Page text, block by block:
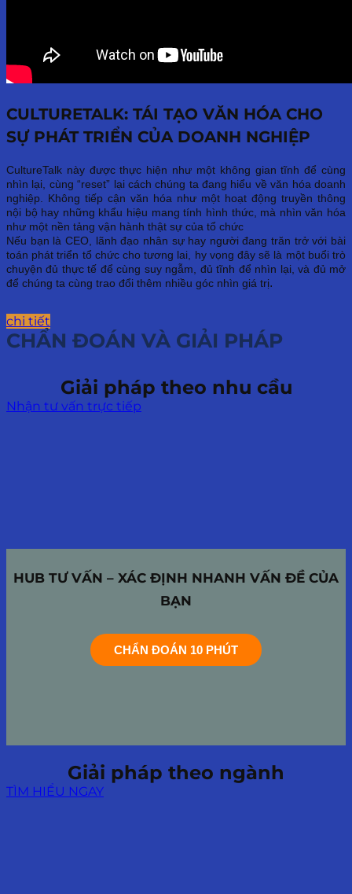
CULTURETALK: TÁI TẠO VĂN HÓA CHO
SỰ PHÁT TRIỂN CỦA DOANH NGHIỆP
CultureTalk này được thực hiện như một không gian tĩnh để cùng
nhìn lại, cùng “reset” lại cách chúng ta đang hiểu về văn hóa doanh
nghiệp. Không tiếp cận văn hóa như một hoạt động truyền thông
nội bộ hay những khẩu hiệu mang tính hình thức, mà nhìn văn hóa
như một nền tảng vận hành thật sự của tổ chức
Nếu bạn là CEO, lãnh đạo nhân sự hay người đang trăn trở với bài
toán phát triển tổ chức cho tương lai, hy vọng đây sẽ là một buổi trò
chuyện đủ thực tế để cùng suy ngẫm, đủ tĩnh để nhìn lại, và đủ mở
để chúng ta cùng trao đổi thêm nhiều góc nhìn giá trị.
chi tiết
CHẨN ĐOÁN VÀ GIẢI PHÁP
Giải pháp theo nhu cầu
Nhận tư vấn trực tiếp
HUB TƯ VẤN – XÁC ĐỊNH NHANH VẤN ĐỀ CỦA
BẠN
CHẨN ĐOÁN 10 PHÚT
Giải pháp theo ngành
TÌM HIỂU NGAY